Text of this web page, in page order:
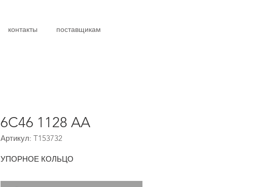
контакты поставщикам
6C46 1128 AA
Артикул: T153732
УПОРНОЕ КОЛЬЦО